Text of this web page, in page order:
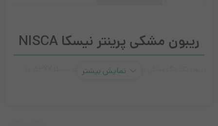
ریبون مشکی پرینتر نیسکا NISCA
نمایش بیشتر